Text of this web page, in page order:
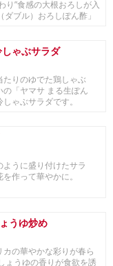
り”食感の大根おろしが入
ブル）おろしぽん酢」
ゃぶサラダ
りのゆでた鶏しゃぶ
「ヤマサ まる生ぽん
ゃぶサラダです。
うに盛り付けたサラ
作って華やかに。
うゆ炒め
の華やかな彩りが春ら
ょうゆの香りが食欲を誘